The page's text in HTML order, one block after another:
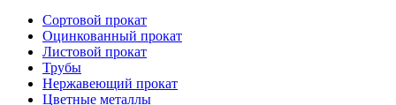
Сортовой прокат
Оцинкованный прокат
Листовой прокат
Трубы
Нержавеющий прокат
Цветные металлы